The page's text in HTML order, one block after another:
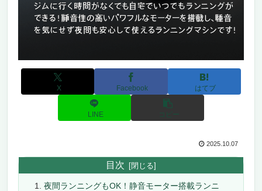
X Facebook はてブ
LINE コピー
2025.10.07
目次
夜間ランニングもOK！静音モーター搭載ランニ